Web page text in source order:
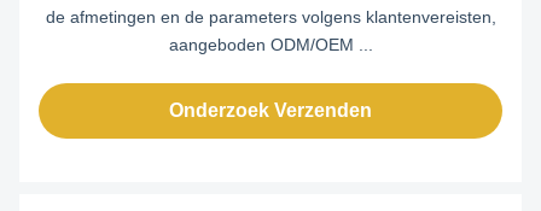
de afmetingen en de parameters volgens klantenvereisten,
aangeboden ODM/OEM ...
Onderzoek Verzenden